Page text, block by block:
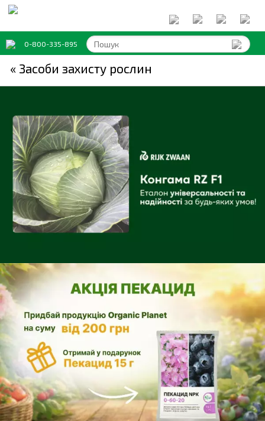
0-800-335-895
« Засоби захисту рослин